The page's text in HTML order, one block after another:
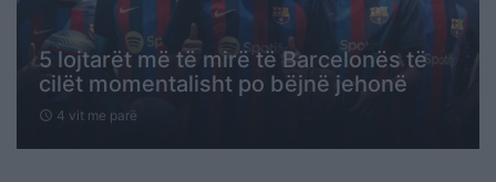
5 lojtarët më të mirë të Barcelonës të
cilët momentalisht po bëjnë jehonë
schedule 4 vit me parë